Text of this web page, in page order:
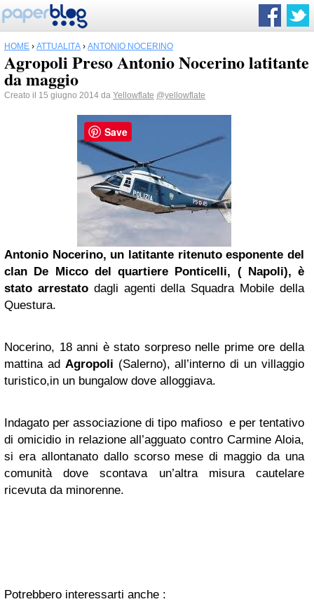
HOME › ATTUALITÀ › ANTONIO NOCERINO
Agropoli Preso Antonio Nocerino latitante
da maggio
Creato il 15 giugno 2014 da Yellowflate @yellowflate
Antonio Nocerino, un latitante ritenuto esponente del
clan De Micco del quartiere Ponticelli, ( Napoli), è
stato arrestatodagli agenti della Squadra Mobile della
Questura.
Nocerino, 18 anni è stato sorpreso nelle prime ore della
mattina ad Agropoli (Salerno), all’interno di un villaggio
turistico,in un bungalow dove alloggiava.
Indagato per associazione di tipo mafioso e per tentativo
di omicidio in relazione all’agguato contro Carmine Aloia,
si era allontanato dallo scorso mese di maggio da una
comunità dove scontava un’altra misura cautelare
ricevuta da minorenne.
Potrebbero interessarti anche :
Save